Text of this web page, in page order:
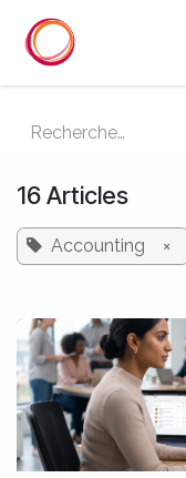
16 Articles
Accounting ×